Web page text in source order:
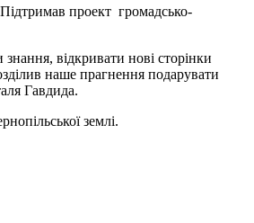
проект громадсько-
відкривати нові сторінки
наше прагнення подарувати
Гавдида.
землі.